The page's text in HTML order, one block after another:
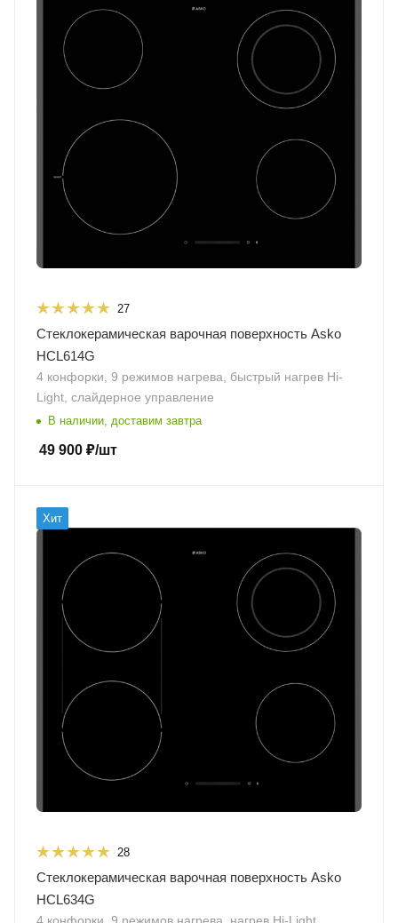
27
Стеклокерамическая варочная поверхность Asko
HCL614G
4 конфорки, 9 режимов нагрева, быстрый нагрев Hi-
Light, слайдерное управление
В наличии, доставим завтра
49 900 ₽/шт
Хит
28
Стеклокерамическая варочная поверхность Asko
HCL634G